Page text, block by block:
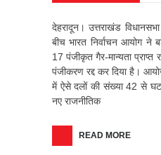
देहरादून। उत्तराखंड
बीच भारत निर्वाचन आयोग ने
17 पंजीकृत गैर-मान्यता प्राप्त
पंजीकरण रद्द कर दिया है।
में ऐसे दलों की संख्या 42 से
नए राजनीतिक
READ MORE